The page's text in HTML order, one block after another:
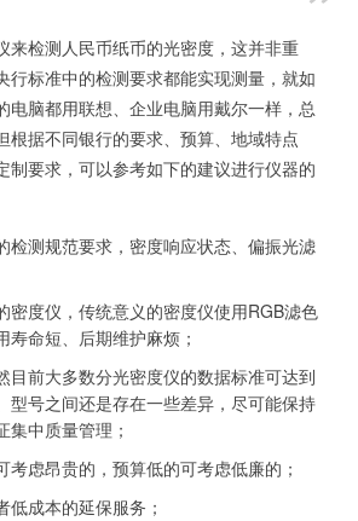
来检测人民币纸币的光密度，这并非重
行标准中的检测要求都能实现测量，就如
电脑都用联想、企业电脑用戴尔一样，总
根据不同银行的要求、预算、地域特点
制要求，可以参考如下的建议进行仪器的
检测规范要求，密度响应状态、偏振光滤
密度仪，传统意义的密度仪使用RGB滤色
寿命短、后期维护麻烦；
目前大多数分光密度仪的数据标准可达到
型号之间还是存在一些差异，尽可能保持
集中质量管理；
考虑昂贵的，预算低的可考虑低廉的；
成本的延保服务；